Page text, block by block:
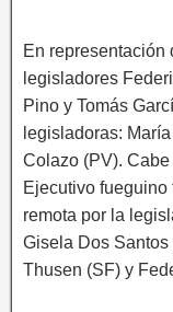
En representación
legisladores
Pino y Tomás
legisladoras:
Colazo (PV).
Ejecutivo
remota por la
Gisela Dos
Thusen (SF) y